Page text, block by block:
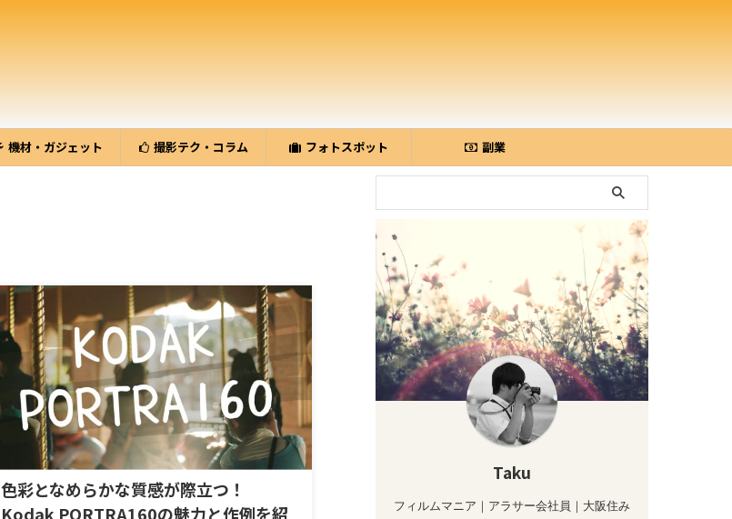
機材・ガジェット 撮影テク・コラム フォトスポット 副業
色彩となめらかな質感が際立つ！
Kodak PORTRA160の魅力と作例を紹
Taku
フィルムマニア｜アラサー会社員｜大阪住み